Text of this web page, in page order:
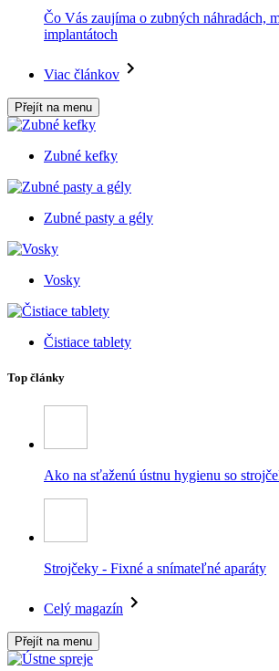
Čo Vás zaujíma o zubných náhradách,
implantátoch
Viac článkov
Přejít na menu
Zubné kefky
Zubné pasty a gély
Vosky
Čistiace tablety
Top články
Ako na sťaženú ústnu hygienu so
Strojčeky - Fixné a snímateľné aparáty
Celý magazín
Přejít na menu